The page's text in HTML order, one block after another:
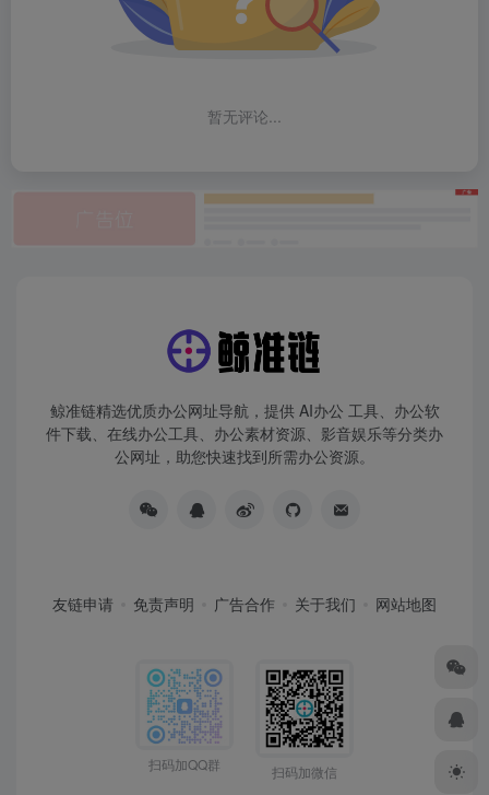
暂无评论...
鲸准链精选优质办公网址导航，提供 AI办公 工具、办公软
件下载、在线办公工具、办公素材资源、影音娱乐等分类办
公网址，助您快速找到所需办公资源。
友链申请 免责声明 广告合作 关于我们 网站地图
扫码加QQ群 扫码加微信